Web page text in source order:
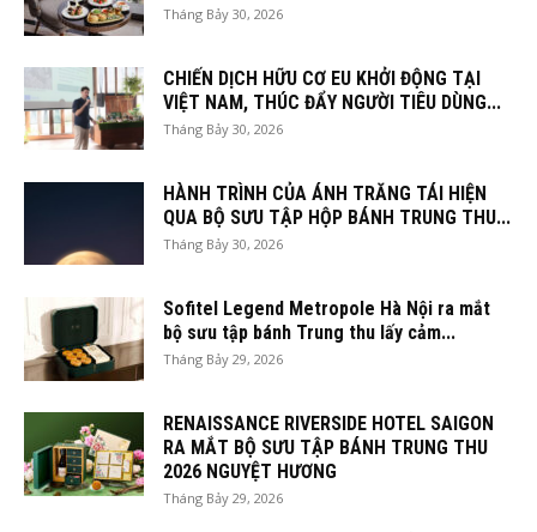
Tháng Bảy 30, 2026
CHIẾN DỊCH HỮU CƠ EU KHỞI ĐỘNG TẠI
VIỆT NAM, THÚC ĐẨY NGƯỜI TIÊU DÙNG...
Tháng Bảy 30, 2026
HÀNH TRÌNH CỦA ÁNH TRĂNG TÁI HIỆN
QUA BỘ SƯU TẬP HỘP BÁNH TRUNG THU...
Tháng Bảy 30, 2026
Sofitel Legend Metropole Hà Nội ra mắt
bộ sưu tập bánh Trung thu lấy cảm...
Tháng Bảy 29, 2026
RENAISSANCE RIVERSIDE HOTEL SAIGON
RA MẮT BỘ SƯU TẬP BÁNH TRUNG THU
2026 NGUYỆT HƯƠNG
Tháng Bảy 29, 2026